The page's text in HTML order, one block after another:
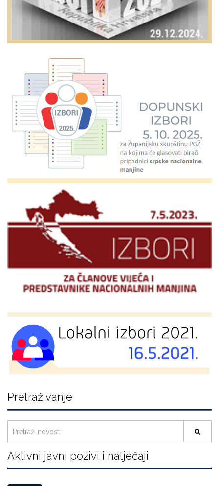
Pretraživanje
Aktivni javni pozivi i natječaji